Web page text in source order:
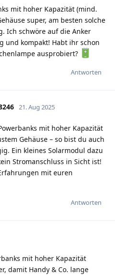
mit hoher Kapazität (mind.
super, am besten solche
Ich schwöre auf die Anker
und kompakt! Habt ihr schon
ausprobiert?
Antworten
21. Aug 2025
mit hoher Kapazität
Gehäuse – so bist du auch
Ein kleines Solarmodul dazu
Stromanschluss in Sicht ist!
mit euren
Antworten
mit hoher Kapazität
damit Handy & Co. lange